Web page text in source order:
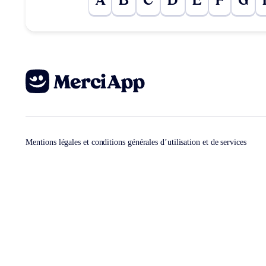
Mentions légales et conditions générales d’utilisation et de services